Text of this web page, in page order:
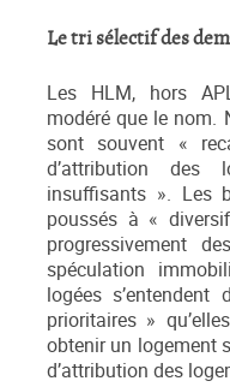
Le tri sélectif des
Les HLM, hors
modéré que le nom.
sont souvent «
d’attribution des
insuffisants ». Les
poussés à «
progressivement
spéculation
logées
prioritaires »
obtenir un logement
d’attribution des